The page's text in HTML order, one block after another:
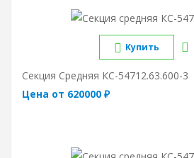
Купить
Секция Средняя КС-54712.63.600-3
Цена от 620000 ₽